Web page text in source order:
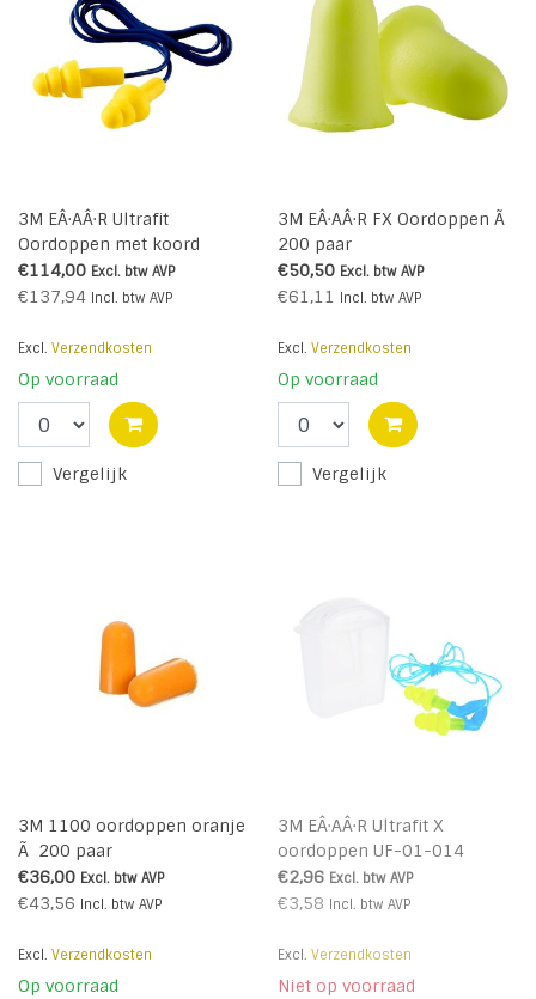
3M EÂ·AÂ·R Ultrafit
Oordoppen met koord
€114,00 Excl. btw AVP
€137,94 Incl. btw AVP
Excl. Verzendkosten
Op voorraad
Vergelijk
3M EÂ·AÂ·R FX Oordoppen Ã
200 paar
€50,50 Excl. btw AVP
€61,11 Incl. btw AVP
Excl. Verzendkosten
Op voorraad
Vergelijk
3M 1100 oordoppen oranje
Ã 200 paar
€36,00 Excl. btw AVP
€43,56 Incl. btw AVP
Excl. Verzendkosten
Op voorraad
3M EÂ·AÂ·R Ultrafit X
oordoppen UF-01-014
€2,96 Excl. btw AVP
€3,58 Incl. btw AVP
Excl. Verzendkosten
Niet op voorraad